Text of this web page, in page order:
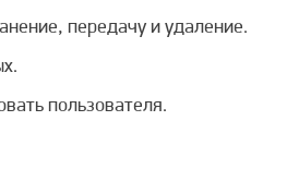
передачу и удаление.
пользователя.